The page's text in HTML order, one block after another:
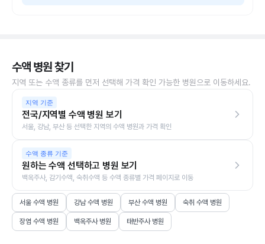
수액 병원 찾기
지역 또는 수액 종류를 먼저 선택해 가격 확인 가능한 병원으로 이동하세요.
지역 기준
전국/지역별 수액 병원 보기
서울, 강남, 부산 등 선택한 지역의 수액 병원과 가격 확인
수액 종류 기준
원하는 수액 선택하고 병원 보기
백옥주사, 감기수액, 숙취수액 등 수액 종류별 가격 페이지로 이동
서울 수액 병원 강남 수액 병원 부산 수액 병원 숙취 수액 병원
장염 수액 병원 백옥주사 병원 태반주사 병원